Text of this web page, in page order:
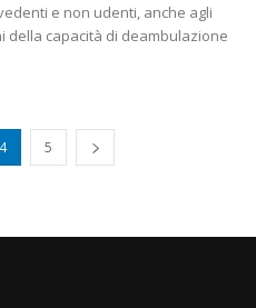
e non udenti, anche agli
della capacità di deambulazione
4 5